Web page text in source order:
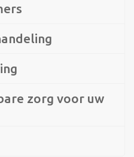
zorg voor uw